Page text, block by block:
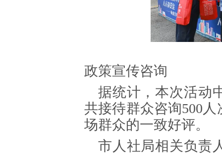
政策宣传咨询
据统计，本次活动
共接待群众咨询500
场群众的一致好评。
市人社局相关负责